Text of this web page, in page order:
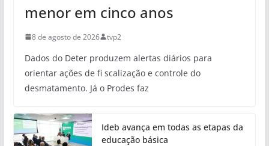
menor em cinco anos
8 de agosto de 2026 tvp2
Dados do Deter produzem alertas diários para
orientar ações de fi scalização e controle do
desmatamento. Já o Prodes faz
Ideb avança em todas as etapas da
educação básica